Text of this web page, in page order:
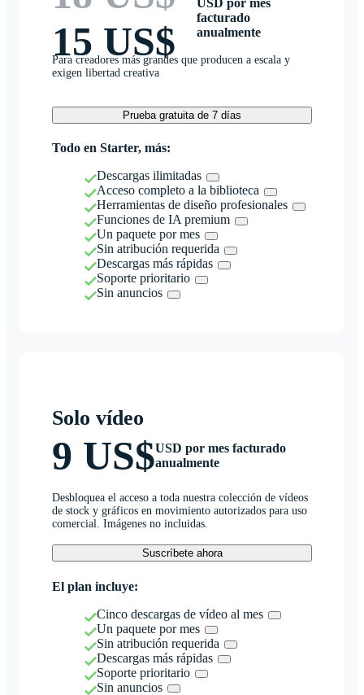
15 US$
facturado
anualmente
Para creadores más grandes que producen a escala y
exigen libertad creativa
Prueba gratuita de 7 días
Todo en Starter, más:
Descargas ilimitadas
Acceso completo a la biblioteca
Herramientas de diseño profesionales
Funciones de IA premium
Un paquete por mes
Sin atribución requerida
Descargas más rápidas
Soporte prioritario
Sin anuncios
Solo vídeo
9 US$USD por mes facturado
anualmente
Desbloquea el acceso a toda nuestra colección de vídeos
de stock y gráficos en movimiento autorizados para uso
comercial. Imágenes no incluidas.
Suscríbete ahora
El plan incluye:
Cinco descargas de vídeo al mes
Un paquete por mes
Sin atribución requerida
Descargas más rápidas
Soporte prioritario
Sin anuncios